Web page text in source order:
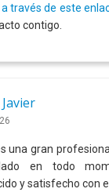
a través de este
contigo.
una gran
en todo
y satisfecho con